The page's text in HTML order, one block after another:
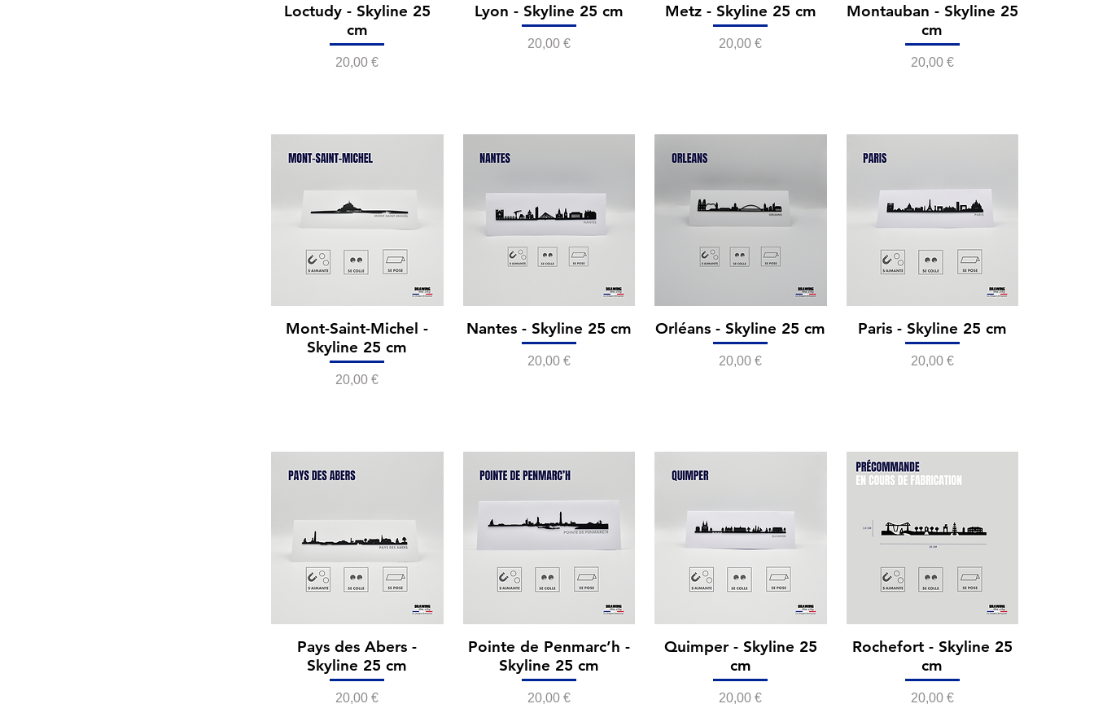
Loctudy - Skyline 25
cm
Prix
20,00 €
Lyon - Skyline 25 cm
Prix
20,00 €
Metz - Skyline 25 cm
Prix
20,00 €
Montauban - Skyline 25
cm
Prix
20,00 €
Mont-Saint-Michel -
Skyline 25 cm
Prix
20,00 €
Nantes - Skyline 25 cm
Prix
20,00 €
Orléans - Skyline 25 cm
Prix
20,00 €
Paris - Skyline 25 cm
Prix
20,00 €
Pays des Abers -
Skyline 25 cm
Prix
20,00 €
Pointe de Penmarc’h -
Skyline 25 cm
Prix
20,00 €
Quimper - Skyline 25
cm
Prix
20,00 €
Rochefort - Skyline 25
cm
Prix
20,00 €